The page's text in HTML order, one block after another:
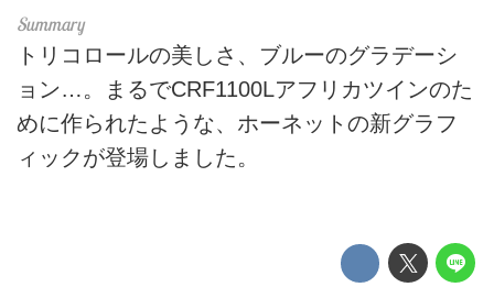
トリコロールの美しさ、ブルーのグラデーシ
ョン…。まるでCRF1100Lアフリカツインのた
めに作られたような、ホーネットの新グラフ
ィックが登場しました。